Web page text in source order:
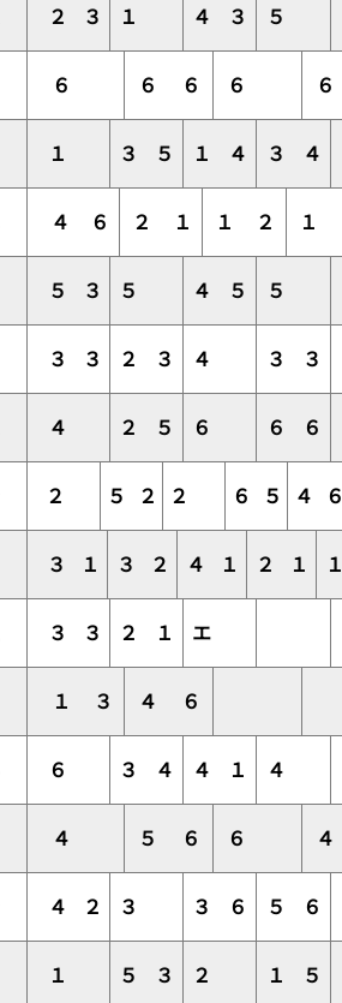
２ ３ １ ４ ３ ５
６ ６ ６ ６ ６
１ ３ ５ １ ４ ３ ４
４ ６ ２ １ １ ２ １
５ ３ ５ ４ ５ ５
３ ３ ２ ３ ４ ３ ３
４ ２ ５ ６ ６ ６
２ ５ ２ ２ ６ ５ ４ ６
３ １ ３ ２ ４ １ ２ １ １
３ ３ ２ １
エ
１ ３ ４
６
６ ３ ４ ４ １ ４
４ ５ ６ ６ ４
４ ２ ３ ３ ６ ５ ６
１ ５ ３ ２ １ ５